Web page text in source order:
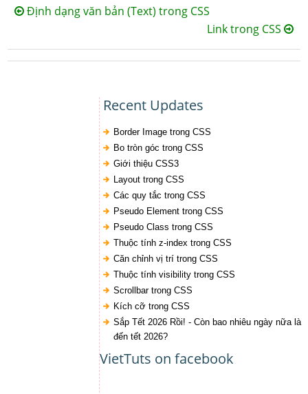
Định dạng văn bản (Text) trong CSS
Link trong CSS
Recent Updates
Border Image trong CSS
Bo tròn góc trong CSS
Giới thiệu CSS3
Layout trong CSS
Các quy tắc trong CSS
Pseudo Element trong CSS
Pseudo Class trong CSS
Thuộc tính z-index trong CSS
Căn chỉnh vị trí trong CSS
Thuộc tính visibility trong CSS
Scrollbar trong CSS
Kích cỡ trong CSS
Sắp Tết 2026 Rồi! - Còn bao nhiêu ngày nữa là
đến tết 2026?
VietTuts on facebook